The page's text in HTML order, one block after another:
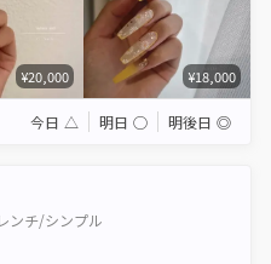
¥20,000 ¥18,000
今日 △ 明日 ◯ 明後日 ◎
ンチ/シンプル